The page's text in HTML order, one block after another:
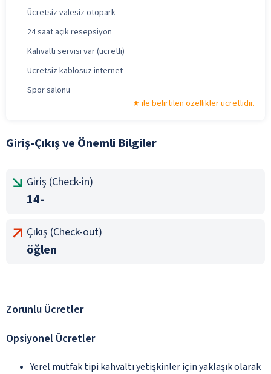
Ücretsiz valesiz otopark
24 saat açık resepsiyon
Kahvaltı servisi var (ücretli)
Ücretsiz kablosuz internet
Spor salonu
ile belirtilen özellikler ücretlidir.
Giriş-Çıkış ve Önemli Bilgiler
Giriş (Check-in)
14-
Çıkış (Check-out)
öğlen
Zorunlu Ücretler
Opsiyonel Ücretler
Yerel mutfak tipi kahvaltı yetişkinler için yaklaşık olarak